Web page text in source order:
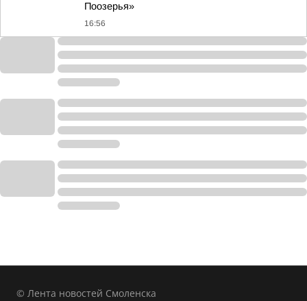
Поозерья»
16:56
© Лента новостей Смоленска